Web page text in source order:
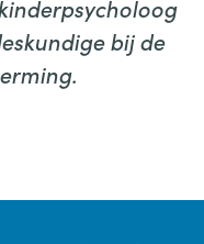
bij de